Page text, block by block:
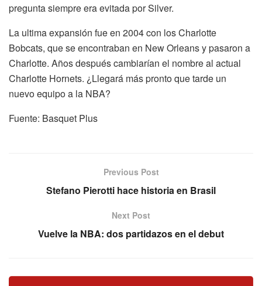
pregunta siempre era evitada por Silver.
La ultima expansión fue en 2004 con los Charlotte
Bobcats, que se encontraban en New Orleans y pasaron a
Charlotte. Años después cambiarían el nombre al actual
Charlotte Hornets. ¿Llegará más pronto que tarde un
nuevo equipo a la NBA?
Fuente: Basquet Plus
Previous Post
Stefano Pierotti hace historia en Brasil
Next Post
Vuelve la NBA: dos partidazos en el debut